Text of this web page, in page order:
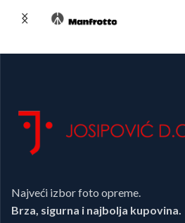
Najveći izbor foto opreme.
Brza, sigurna i najbolja kupovina.